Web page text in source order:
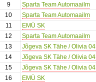
9
Sparta Team Automaailm
10
Sparta Team Automaailm
11
EMÜ SK
12
Sparta Team Automaailm
13
Jõgeva SK Tähe / Olivia 04
14
Jõgeva SK Tähe / Olivia 04
15
Jõgeva SK Tähe / Olivia 04
16
EMÜ SK